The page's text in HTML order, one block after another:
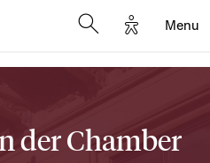
Options
Menu
der Chamber